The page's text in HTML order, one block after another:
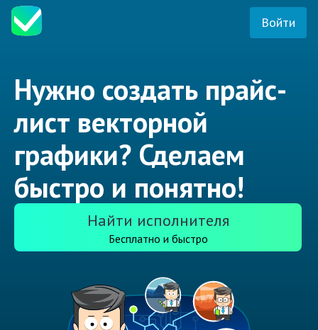
Войти
Нужно создать прайс-
лист векторной
графики? Сделаем
быстро и понятно!
Найти исполнителя
Бесплатно и быстро